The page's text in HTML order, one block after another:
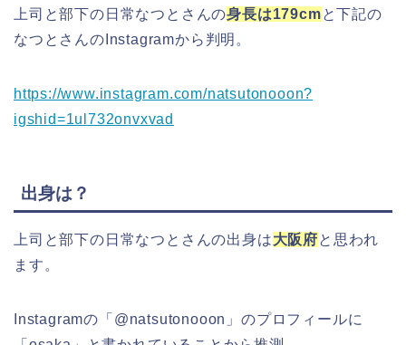
上司と部下の日常なつとさんの身長は179cmと下記の
なつとさんのInstagramから判明。
https://www.instagram.com/natsutonooon?
igshid=1ul732onvxvad
出身は？
上司と部下の日常なつとさんの出身は大阪府と思われ
ます。
Instagramの「@natsutonooon」のプロフィールに